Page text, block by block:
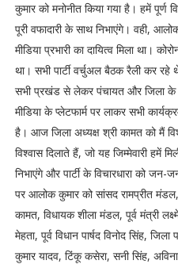
कुमार को मनोनीत किया गया है। हमें पूर्ण
पूरी वफादारी के साथ निभाएंगे। वही,
मीडिया प्रभारी का दायित्व मिला था।
था। सभी पार्टी वर्चुअल बैठक रैली कर
सभी प्रखंड से लेकर पंचायत और जिला के
मीडिया के प्लेटफार्म पर लाकर सभी
है। आज जिला अध्यक्ष श्री कामत को मैं
विश्वास दिलाते हैं, जो यह जिम्मेवारी हमें
निभाएंगे और पार्टी के विचारधारा को
पर आलोक कुमार को सांसद रामप्रीत
कामत, विधायक शीला मंडल, पूर्व मंत्री
मेहता, पूर्व विधान पार्षद विनोद सिंह,
कुमार यादव, टिंकू कसेरा, सनी सिंह,